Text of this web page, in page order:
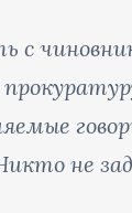
с
не